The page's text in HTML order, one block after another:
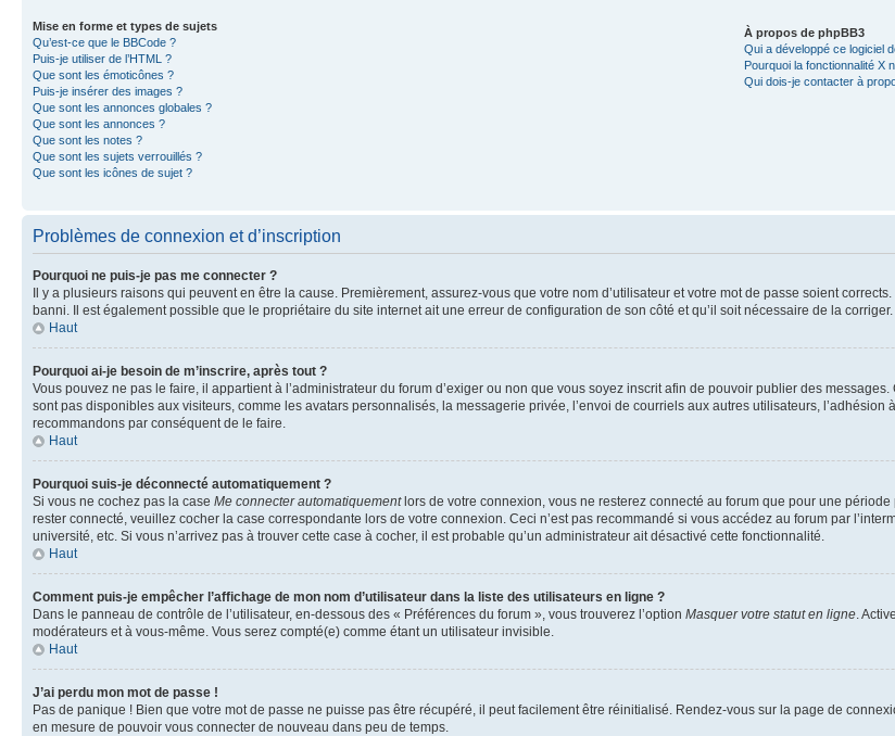
Mise en forme et types de sujets
Qu’est-ce que le BBCode ?
Puis-je utiliser de l’HTML ?
Que sont les émoticônes ?
Puis-je insérer des images ?
Que sont les annonces globales ?
Que sont les annonces ?
Que sont les notes ?
Que sont les sujets verrouillés ?
Que sont les icônes de sujet ?
À propos de phpBB3
Qui a développé ce logiciel
Pourquoi la fonctionnalité X
Qui dois-je contacter à
Problèmes de connexion et d’inscription
Pourquoi ne puis-je pas me connecter ?
Il y a plusieurs raisons qui peuvent en être la cause. Premièrement, assurez-vous que votre nom d’utilisateur et votre mot de passe soient
banni. Il est également possible que le propriétaire du site internet ait une erreur de configuration de son côté et qu’il soit nécessaire de la corriger.
Haut
Pourquoi ai-je besoin de m’inscrire, après tout ?
Vous pouvez ne pas le faire, il appartient à l’administrateur du forum d’exiger ou non que vous soyez inscrit afin de pouvoir publier des
sont pas disponibles aux visiteurs, comme les avatars personnalisés, la messagerie privée, l’envoi de courriels aux autres utilisateurs,
recommandons par conséquent de le faire.
Haut
Pourquoi suis-je déconnecté automatiquement ?
Si vous ne cochez pas la case Me connecter automatiquementlors de votre connexion, vous ne resterez connecté au forum que pour une
rester connecté, veuillez cocher la case correspondante lors de votre connexion. Ceci n’est pas recommandé si vous accédez au forum par
université, etc. Si vous n’arrivez pas à trouver cette case à cocher, il est probable qu’un administrateur ait désactivé cette fonctionnalité.
Haut
Comment puis-je empêcher l’affichage de mon nom d’utilisateur dans la liste des utilisateurs en ligne ?
Dans le panneau de contrôle de l’utilisateur, en-dessous des « Préférences du forum », vous trouverez l’option Masquer votre statut en ligne.
modérateurs et à vous-même. Vous serez compté(e) comme étant un utilisateur invisible.
Haut
J’ai perdu mon mot de passe !
Pas de panique ! Bien que votre mot de passe ne puisse pas être récupéré, il peut facilement être réinitialisé. Rendez-vous sur la page de
en mesure de pouvoir vous connecter de nouveau dans peu de temps.